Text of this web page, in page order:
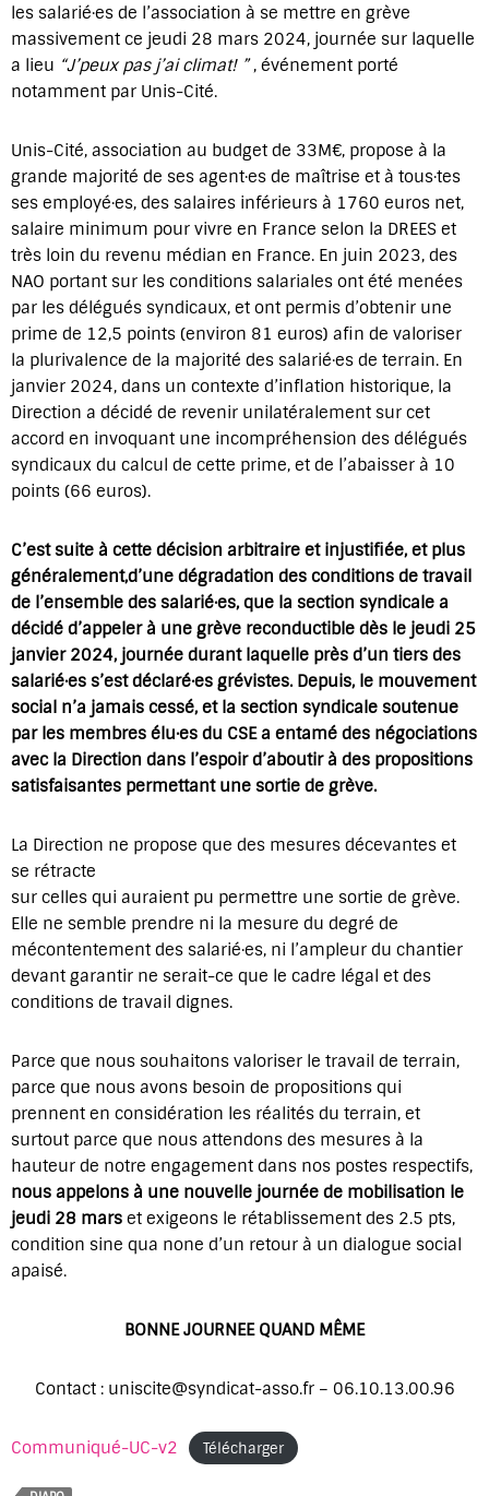
les salarié·es de l’association à se mettre en grève
massivement ce jeudi 28 mars 2024, journée sur laquelle
a lieu “J’peux pas j’ai climat! ”, événement porté
notamment par Unis-Cité.
Unis-Cité, association au budget de 33M€, propose à la
grande majorité de ses agent·es de maîtrise et à tous·tes
ses employé·es, des salaires inférieurs à 1760 euros net,
salaire minimum pour vivre en France selon la DREES et
très loin du revenu médian en France. En juin 2023, des
NAO portant sur les conditions salariales ont été menées
par les délégués syndicaux, et ont permis d’obtenir une
prime de 12,5 points (environ 81 euros) afin de valoriser
la plurivalence de la majorité des salarié·es de terrain. En
janvier 2024, dans un contexte d’inflation historique, la
Direction a décidé de revenir unilatéralement sur cet
accord en invoquant une incompréhension des délégués
syndicaux du calcul de cette prime, et de l’abaisser à 10
points (66 euros).
C’est suite à cette décision arbitraire et injustifiée, et plus
généralement,d’une dégradation des conditions de travail
de l’ensemble des salarié·es, que la section syndicale a
décidé d’appeler à une grève reconductible dès le jeudi 25
janvier 2024, journée durant laquelle près d’un tiers des
salarié·es s’est déclaré·es grévistes. Depuis, le mouvement
social n’a jamais cessé, et la section syndicale soutenue
par les membres élu·es du CSE a entamé des négociations
avec la Direction dans l’espoir d’aboutir à des propositions
satisfaisantes permettant une sortie de grève.
La Direction ne propose que des mesures décevantes et
se rétracte
sur celles qui auraient pu permettre une sortie de grève.
Elle ne semble prendre ni la mesure du degré de
mécontentement des salarié·es, ni l’ampleur du chantier
devant garantir ne serait-ce que le cadre légal et des
conditions de travail dignes.
Parce que nous souhaitons valoriser le travail de terrain,
parce que nous avons besoin de propositions qui
prennent en considération les réalités du terrain, et
surtout parce que nous attendons des mesures à la
hauteur de notre engagement dans nos postes respectifs,
nous appelons à une nouvelle journée de mobilisation le
jeudi 28 mars et exigeons le rétablissement des 2.5 pts,
condition sine qua none d’un retour à un dialogue social
apaisé.
BONNE JOURNEE QUAND MÊME
Contact : uniscite@syndicat-asso.fr – 06.10.13.00.96
Communiqué-UC-v2 Télécharger